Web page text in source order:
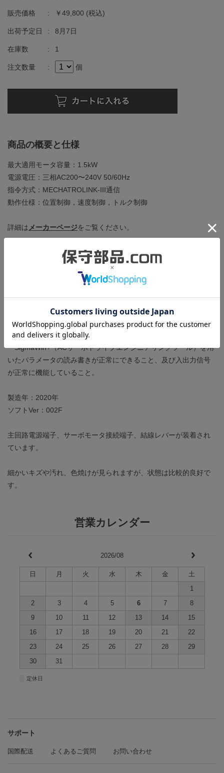
販売価格 : ￥49,800 (税込)
出荷予定日 : 8月7日
在庫数 : 1
注文数量 : 個
商品の概要と仕様
最大適用モータ容量：1.5kW
電源電圧：三相AC200〜240V 50/60Hz
指令方式：MECHATROLINK-III通信
動作仕様：位置制御，速度制御，トルク制御
詳細はメーカーページをご覧ください。
正常に動作することを確認しました。下記の確認を行っていま
す。
・サーボモータ（SGM7J-A5AFA21）を接続し、
MECHATROLINK-III通信による正確な位置決め制御ができるこ
と。
・SigmaWin+（ACサーボドライブエンジニアリングツール）を用
いたパラメータの読み書きが正常にできること、及び入出力信号
が正常に機能していること。
製造年：2020年
ソフトVer：002F
主回路電源端子、サーボモータ接続端子、結線レバーが装着され
ています。
細かいキズや汚れ、色焼けが見られますが、状態は比較的良好で
す。
営業カレンダー
2026/08
日 月 火 水 木 金
土
1
2
3 4 5 6 7
8
9
10 11 12 13 14
15
16
17 18 19 20 21
22
23
24 25 26 27 28
29
30
31
定休日
サポート
国際配送 よくあるご質問 お問い合わせ